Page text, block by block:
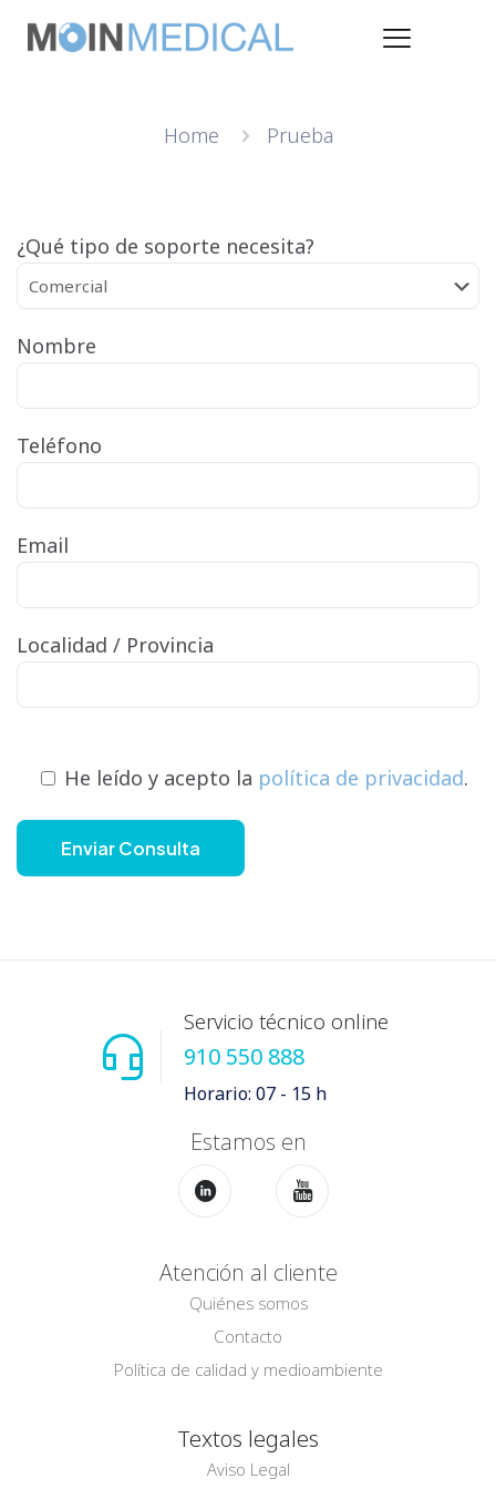
Home Prueba
¿Qué tipo de soporte necesita?
Nombre
Teléfono
Email
Localidad / Provincia
He leído y acepto la política de privacidad.
Servicio técnico online
910 550 888
Horario: 07 - 15 h
Estamos en
Atención al cliente
Quiénes somos
Contacto
Política de calidad y medioambiente
Textos legales
Aviso Legal